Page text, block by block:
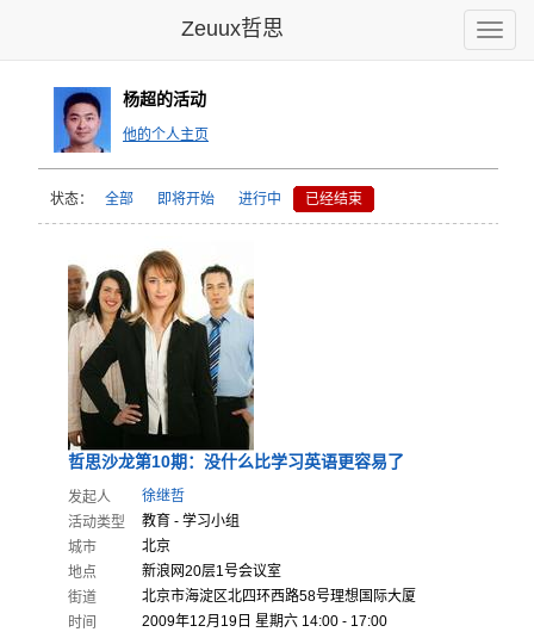
Toggle
Zeuux哲思
杨超的活动
他的个人主页
状态： 全部 即将开始 进行中 已经结束
哲思沙龙第10期：没什么比学习英语更容易了
发起人
徐继哲
活动类型
教育 - 学习小组
城市
北京
地点
新浪网20层1号会议室
街道
北京市海淀区北四环西路58号理想国际大厦
时间
2009年12月19日 星期六 14:00 - 17:00